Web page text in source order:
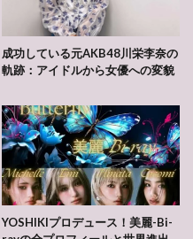
成功している元AKB48川栄李奈の
軌跡：アイドルから女優への変貌
YOSHIKIプロデュース！美麗-Bi-